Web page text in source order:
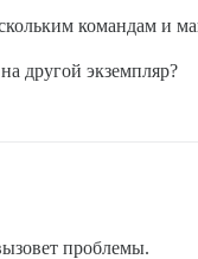
командам и
другой экземпляр?
проблемы.